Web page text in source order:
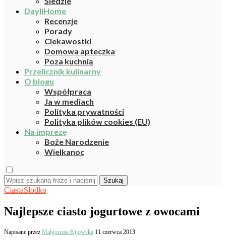
DayliHome
Recenzje
Porady
Ciekawostki
Domowa apteczka
Poza kuchnią
Przelicznik kulinarny
O blogu
Współpraca
Ja w mediach
Polityka prywatności
Polityka plików cookies (EU)
Na imprezę
Boże Narodzenie
Wielkanoc
Szukaj
CiastaSłodko
Najlepsze ciasto jogurtowe z owocami
Napisane przez Małgorzata Kijowska 11 czerwca 2013